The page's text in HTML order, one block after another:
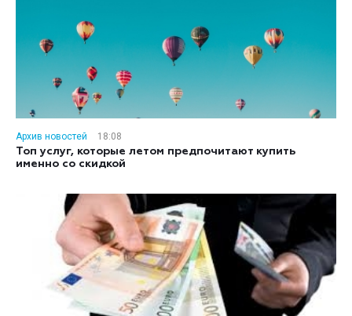
Архив новостей
18:08
Топ услуг, которые летом предпочитают купить
именно со скидкой